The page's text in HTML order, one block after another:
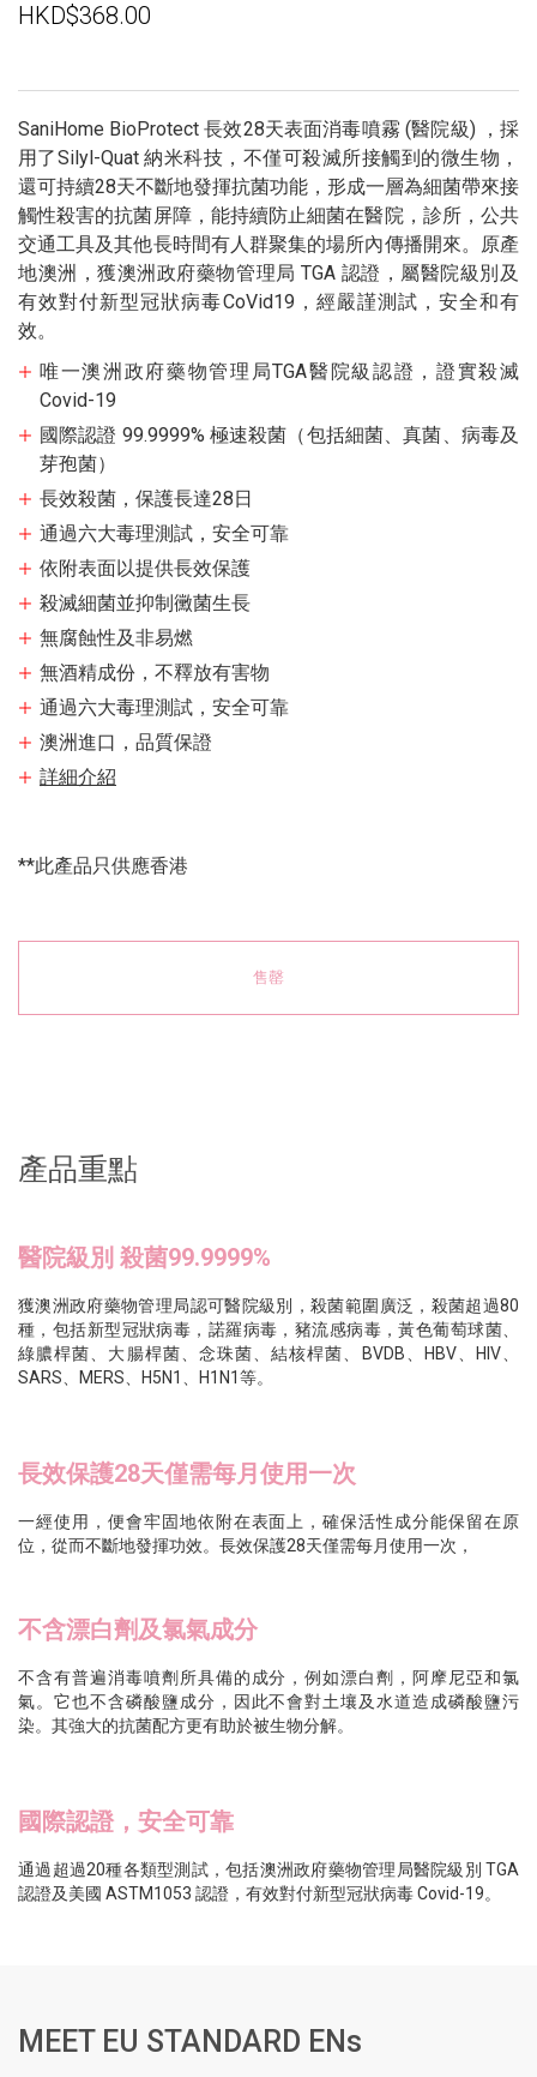
HKD$368.00
SaniHome BioProtect 長效28天表面消毒噴霧 (醫院級) ， 採
用了Silyl-Quat 納米科技，不僅可殺滅所接觸到的微生物，
還可持續28天不斷地發揮抗菌功能， 形成一層為細菌帶來接
觸性殺害的抗菌屏障，能持續防止細菌在醫院，診所，公共
交通工具及其他長時間有人群聚集的場所內傳播開來。原產
地澳洲 ，獲澳洲政府藥物管理局 TGA 認證，屬醫院級別及
有效對付新型冠狀病毒CoVid19，經嚴謹測試，安全和有
效。
唯一澳洲政府藥物管理局TGA醫院級認證， 證實殺滅
Covid-19
國際認證 99.9999% 極速殺菌（包括細菌、真菌、病毒及
芽孢菌）
長效殺菌，保護長達28日
通過六大毒理測試，安全可靠
依附表面以提供長效保護
殺滅細菌並抑制黴菌生長
無腐蝕性及非易燃
無酒精成份，不釋放有害物
通過六大毒理測試，安全可靠
澳洲進口，品質保證
詳細介紹
**此產品只供應香港
售罄
產品重點
醫院級別 殺菌99.9999%
獲澳洲政府藥物管理局認可醫院級別，殺菌範圍廣泛，殺菌超過80
種，包括新型冠狀病毒，諾羅病毒，豬流感病毒，黃色葡萄球菌、
綠膿桿菌、大腸桿菌、念珠菌、結核桿菌、BVDB、HBV、HIV、
SARS、MERS、H5N1、H1N1等。
長效保護28天僅需每月使用一次
一經使用，便會牢固地依附在表面上，確保活性成分能保留在原
位，從而不斷地發揮功效。長效保護28天僅需每月使用一次，
不含漂白劑及氯氣成分
不含有普遍消毒噴劑所具備的成分，例如漂白劑，阿摩尼亞和氯
氣。它也不含磷酸鹽成分，因此不會對土壤及水道造成磷酸鹽污
染。其強大的抗菌配方更有助於被生物分解。
國際認證，安全可靠
通過超過20種各類型測試，包括澳洲政府藥物管理局醫院級別 TGA
認證及美國 ASTM1053 認證，有效對付新型冠狀病毒 Covid-19。
MEET EU STANDARD ENs